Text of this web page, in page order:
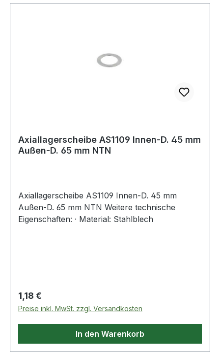
Axiallagerscheibe AS1109 Innen-D. 45 mm
Außen-D. 65 mm NTN
Axiallagerscheibe AS1109 Innen-D. 45 mm
Außen-D. 65 mm NTN Weitere technische
Eigenschaften: · Material: Stahlblech
Regulärer Preis:
1,18 €
Preise inkl. MwSt. zzgl. Versandkosten
In den Warenkorb